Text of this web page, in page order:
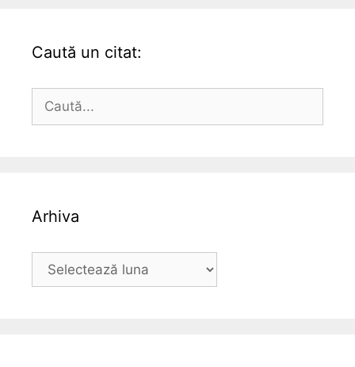
Caută un citat:
după:
Arhiva
Arhiva